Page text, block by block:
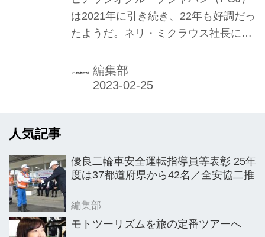
器に 好調続ける3ブラン
ド
は2021年に引き続き、22年も好調だっ
たようだ。ネリ・ミクラウス社長に各
ベスパ（イタリア） 半導体不足が響
き、有力視していたGTS125および300
は、前年に引き続き各種キャンペー
ン。そして著名アーティストとのコラ
スパ150」だ。「ここにフォーカスし
たことで（厳しい環境の中でも）結果
編集部
人気記事
優良二輪車安全運転指導員等表彰 25年
度は37都道府県から42名／全安協二推
編集部
モトツーリズムを旅の定番ツアーへ